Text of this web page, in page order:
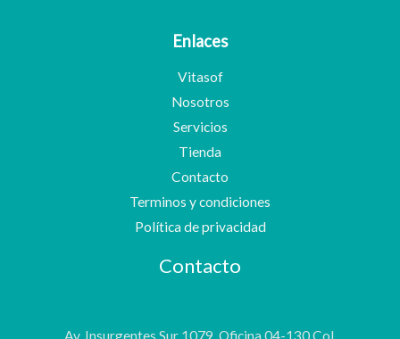
Enlaces
Vitasof
Nosotros
Servicios
Tienda
Contacto
Terminos y condiciones
Política de privacidad
Contacto
Av. Insurgentes Sur 1079, Oficina 04-130 Col.